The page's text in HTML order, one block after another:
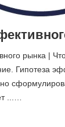
рынка |
Гипотеза
...…